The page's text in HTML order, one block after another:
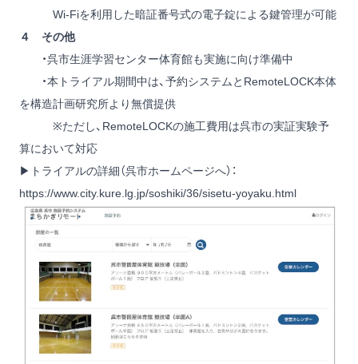
Wi-Fiを利用した暗証番号式の電子錠による鍵管理が可能
４ その他
・呉市生涯学習センター体育館も実施に向け準備中
・本トライアル期間中は、予約システムとRemoteLOCK本体
を構造計画研究所より無償提供
※ただし、RemoteLOCKの施工費用は呉市の実証実験予
算において対応
▶トライアルの詳細（呉市ホームページへ）：
https://www.city.kure.lg.jp/soshiki/36/sisetu-yoyaku.html